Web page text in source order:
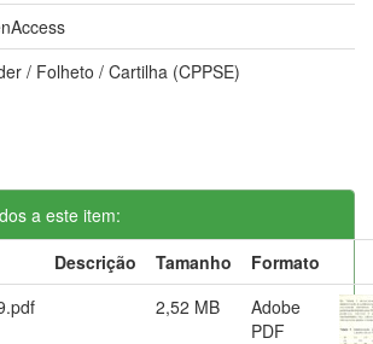
/ Folheto / Cartilha (CPPSE)
a este item:
Descrição Tamanho
Formato
2,52 MB
Adobe
PDF